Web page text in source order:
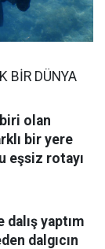
BİR DÜNYA
olan
bir yere
eşsiz rotayı
dalış yaptım
dalgıcın